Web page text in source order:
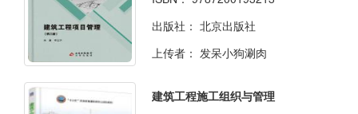
出版社： 北京出版社
上传者： 发呆小狗涮肉
建筑工程施工组织与管理